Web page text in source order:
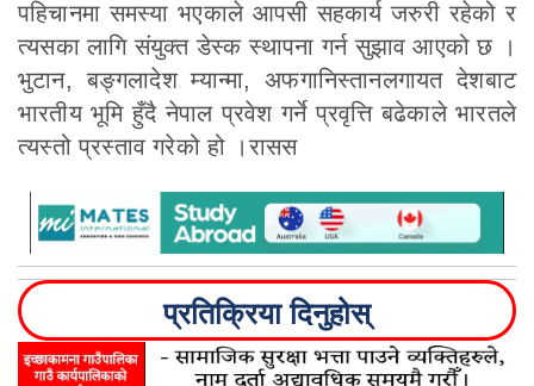
पहिचानमा समस्या भएकाले आपसी सहकार्य जरुरी रहेको र
त्यसका लागि संयुक्त डेस्क स्थापना गर्न सुझाव आएको छ ।
भुटान, बङ्गलादेश म्यान्मा, अफगानिस्तानलगायत देशबाट
भारतीय भूमि हुँदै नेपाल प्रवेश गर्ने प्रवृत्ति बढेकाले भारतले
त्यस्तो प्रस्ताव गरेको हो ।रासस
प्रतिक्रिया दिनुहोस्